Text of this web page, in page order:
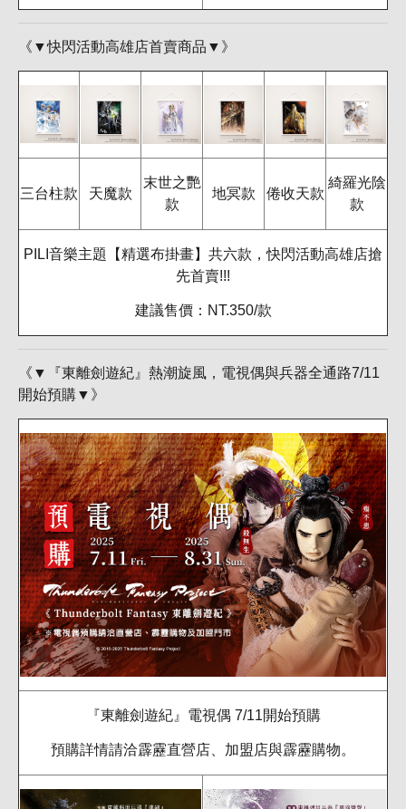
《▼快閃活動高雄店首賣商品▼》
三台柱款 天魔款
末世之艷
款
地冥款 倦收天款
綺羅光陰
款
PILI音樂主題【精選布掛畫】共六款，快閃活動高雄店搶
先首賣!!!
建議售價：NT.350/款
《▼『東離劍遊紀』熱潮旋風，電視偶與兵器全通路7/11
開始預購▼》
『東離劍遊紀』電視偶 7/11開始預購
預購詳情請洽霹靂直營店、加盟店與霹靂購物。